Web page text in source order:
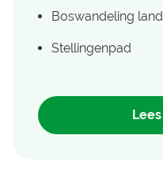
Boswandeling
Stellingenpad